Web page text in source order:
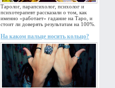
Таролог, парапсихолог, психолог и
психотерапевт рассказали о том, как
именно «работает» гадание на Таро, и
стоит ли доверять результатам на 100%.
На каком пальце носить кольцо?